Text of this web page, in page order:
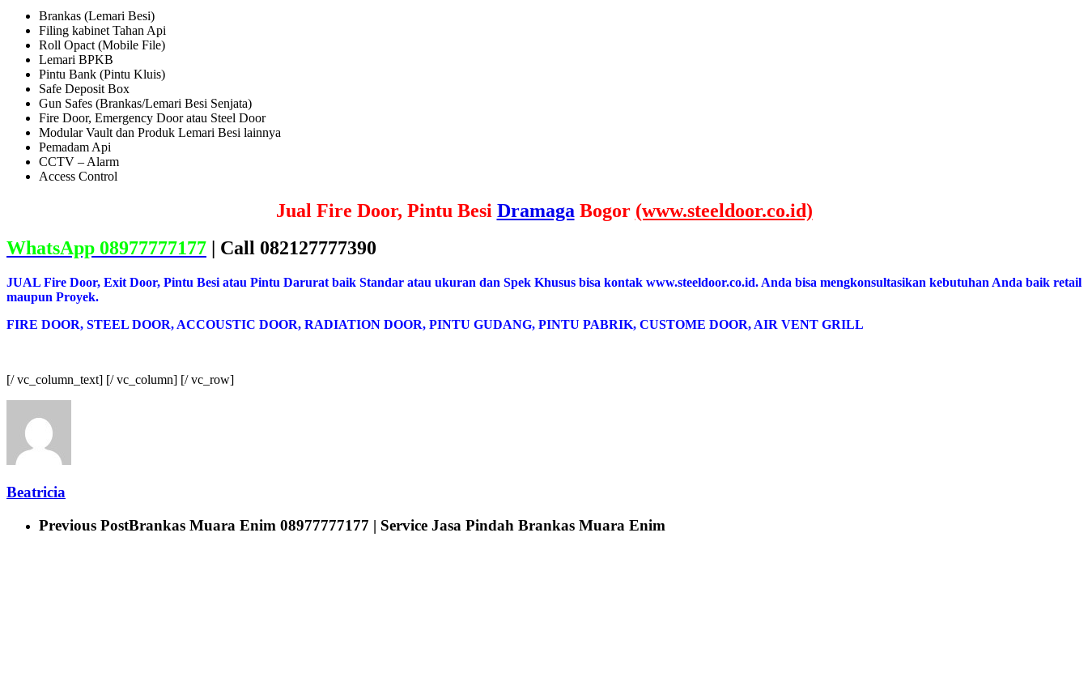
Brankas (Lemari Besi)
Filing kabinet Tahan Api
Roll Opact (Mobile File)
Lemari BPKB
Pintu Bank (Pintu Kluis)
Safe Deposit Box
Gun Safes (Brankas/Lemari Besi Senjata)
Fire Door, Emergency Door atau Steel Door
Modular Vault dan Produk Lemari Besi lainnya
Pemadam Api
CCTV – Alarm
Access Control
Jual Fire Door, Pintu Besi Dramaga Bogor (www.steeldoor.co.id)
WhatsApp 08977777177
| Call 082127777390
JUAL Fire Door, Exit Door, Pintu Besi atau Pintu Darurat baik Standar atau ukuran dan Spek Khusus bisa kontak www.steeldoor.co.id. Anda bisa mengkonsultasikan kebutuhan Anda baik retail
maupun Proyek.
FIRE DOOR, STEEL DOOR, ACCOUSTIC DOOR, RADIATION DOOR, PINTU GUDANG, PINTU PABRIK, CUSTOME DOOR, AIR VENT GRILL
[/ vc_column_text] [/ vc_column] [/ vc_row]
Beatricia
Previous PostBrankas Muara Enim 08977777177 | Service Jasa Pindah Brankas Muara Enim